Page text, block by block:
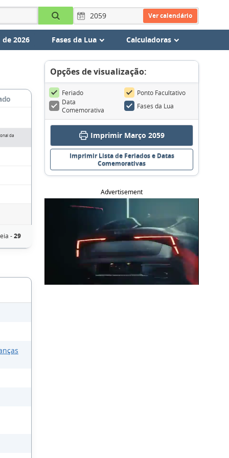
Ver calendário
2026 Fases da Lua Calculadoras
da
-29
Opções de visualização:
Feriado
Ponto Facultativo
Data
Comemorativa
Fases da Lua
Imprimir Março 2059
Imprimir Lista de Feriados e Datas
Comemorativas
Advertisement